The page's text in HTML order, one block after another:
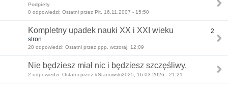
Podpięty
0 odpowiedzi: Ostatni przez Pit, 16.11.2007 - 15:50
Kompletny upadek nauki XX i XXI wieku
2
stron
20 odpowiedzi: Ostatni przez ppp, wczoraj, 12:09
Nie będziesz miał nic i będziesz szczęśliwy.
2 odpowiedzi: Ostatni przez #Stanowski2025, 16.03.2026 - 21:21